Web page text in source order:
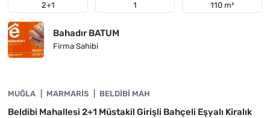
2+1 1 110 m²
Bahadır BATUM
Firma Sahibi
ÖNE ÇIKAN
MUĞLA MARMARIS BELDIBI MAH
Beldibi Mahallesi 2+1 Müstakil Girişli Bahçeli Eşyalı Kiralık